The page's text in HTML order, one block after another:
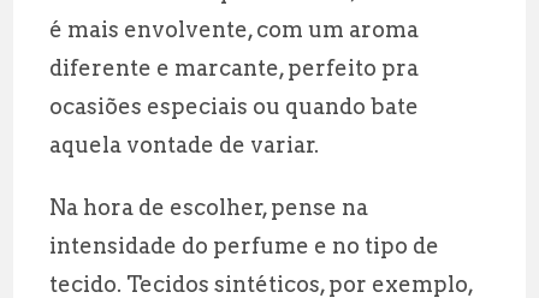
é mais envolvente, com um aroma
diferente e marcante, perfeito pra
ocasiões especiais ou quando bate
aquela vontade de variar.
Na hora de escolher, pense na
intensidade do perfume e no tipo de
tecido. Tecidos sintéticos, por exemplo,